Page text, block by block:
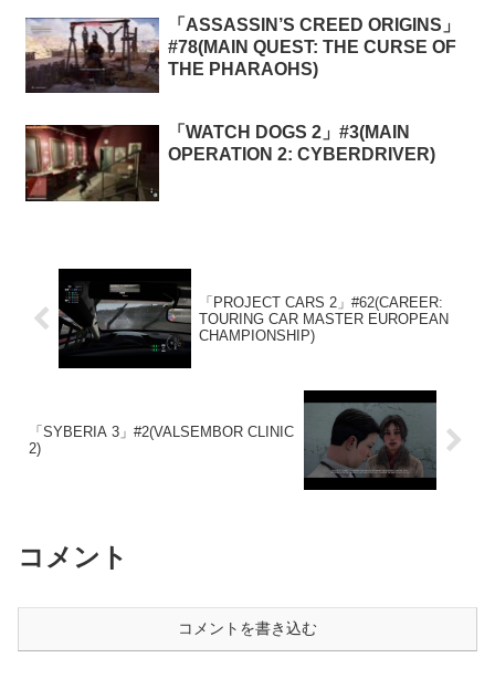
「ASSASSIN’S CREED ORIGINS」
#78(MAIN QUEST: THE CURSE OF
THE PHARAOHS)
「WATCH DOGS 2」#3(MAIN
OPERATION 2: CYBERDRIVER)
「PROJECT CARS 2」#62(CAREER:
TOURING CAR MASTER EUROPEAN
CHAMPIONSHIP)
「SYBERIA 3」#2(VALSEMBOR CLINIC
2)
コメント
コメントを書き込む